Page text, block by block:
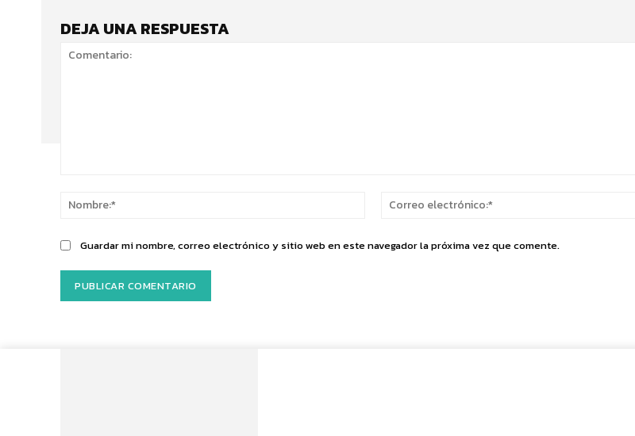
DEJA UNA RESPUESTA
Nombre:*
Guardar mi nombre, correo electrónico y sitio web en este navegador la próxima vez que comente.